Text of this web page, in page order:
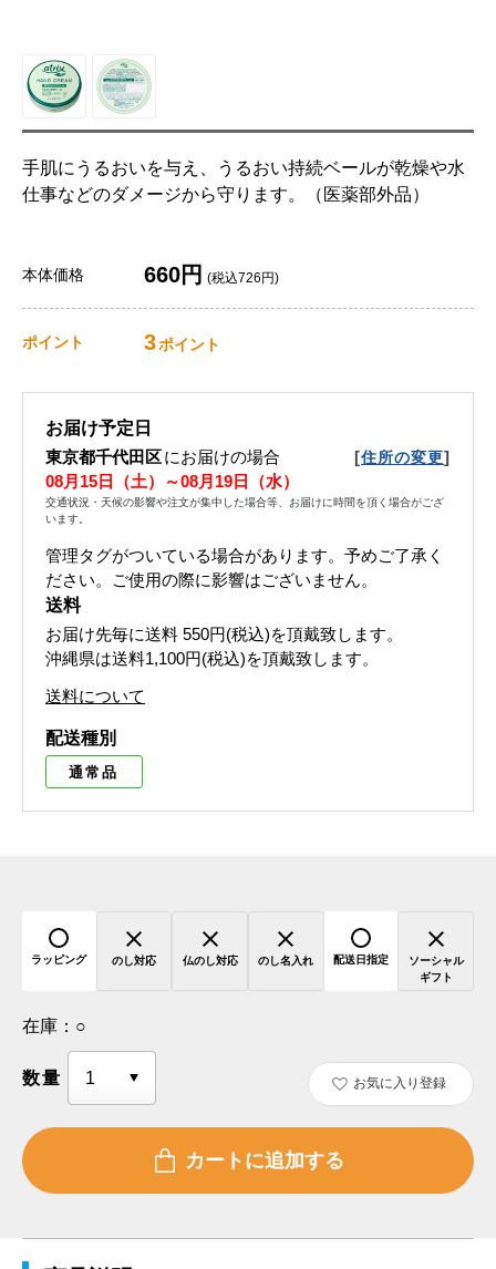
手肌にうるおいを与え、うるおい持続ベールが乾燥や水
仕事などのダメージから守ります。（医薬部外品）
本体価格 660円 (税込726円)
ポイント 3ポイント
お届け予定日
東京都千代田区にお届けの場合 [住所の変更]
08月15日（土）～08月19日（水）
交通状況・天候の影響や注文が集中した場合等、お届けに時間を頂く場合がござ
います。
管理タグがついている場合があります。予めご了承く
ださい。ご使用の際に影響はございません。
送料
お届け先毎に送料 550円(税込)を頂戴致します。
沖縄県は送料1,100円(税込)を頂戴致します。
送料について
配送種別
通常品
ラッピング のし対応 仏のし対応 のし名入れ 配送日指定
ソーシャル
ギフト
在庫： ○
数量 お気に入り登録